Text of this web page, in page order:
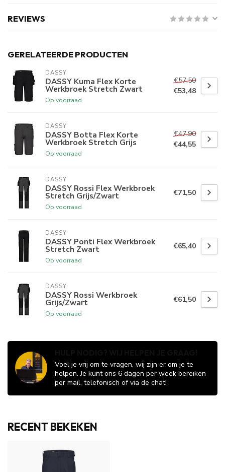
REVIEWS
GERELATEERDE PRODUCTEN
DASSY
DASSY Kuma Flex Korte
Werkbroek Stretch Zwart
Op voorraad
€57,50
€53,48
DASSY
DASSY Botta Flex Korte
Werkbroek Stretch Grijs
Op voorraad
€47,90
€44,55
DASSY
DASSY Rossi Flex Werkbroek
Stretch Grijs/Zwart
Op voorraad
€71,50
DASSY
DASSY Ponti Flex Werkbroek
Stretch Zwart
Op voorraad
€65,40
DASSY
DASSY Rossi Werkbroek
Grijs/Zwart
Op voorraad
€61,50
Voel je vrij om te vragen, wij zijn er om je te
helpen. Je kunt ons 6 dagen per week bereiken
per mail, telefonisch of via de chat!
RECENT BEKEKEN